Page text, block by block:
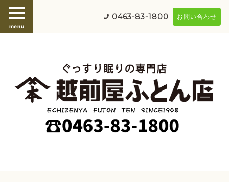
menu
0463-83-1800 お問い合わせ